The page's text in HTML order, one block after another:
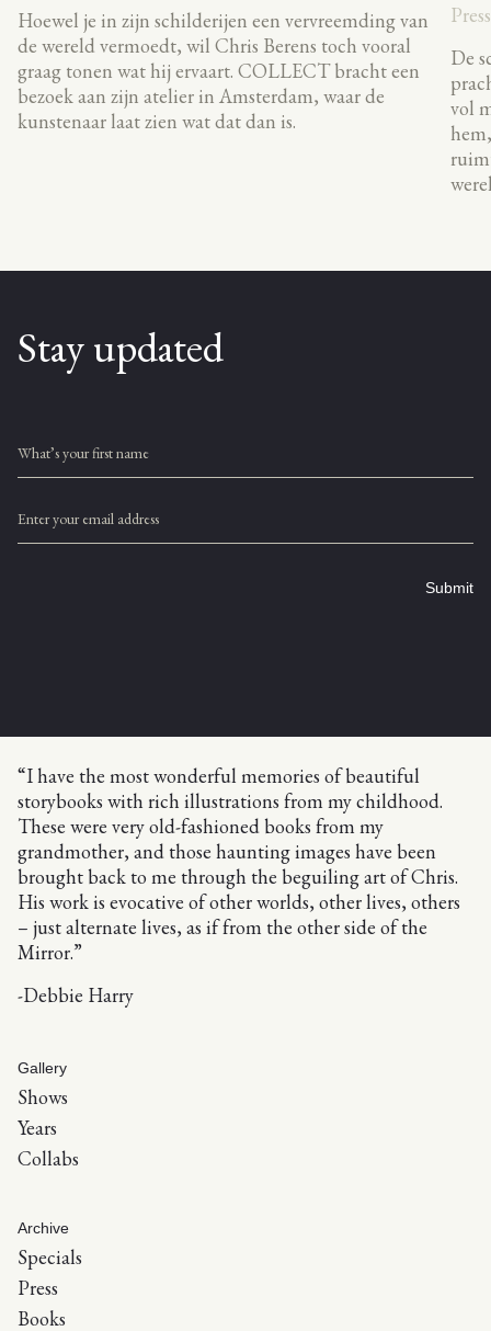
Hoewel je in zijn schilderijen een vervreemding van
de wereld vermoedt, wil Chris Berens toch vooral
graag tonen wat hij ervaart. COLLECT bracht een
bezoek aan zijn atelier in Amsterdam, waar de
kunstenaar laat zien wat dat dan is.
Press
De
vol
Stay updated
What’s your first name
Enter your email address
Submit
“I have the most wonderful memories of beautiful
storybooks with rich illustrations from my childhood.
These were very old-fashioned books from my
grandmother, and those haunting images have been
brought back to me through the beguiling art of Chris.
His work is evocative of other worlds, other lives, others
– just alternate lives, as if from the other side of the
Mirror.”
-Debbie Harry
Gallery
Shows
Years
Collabs
Archive
Specials
Press
Books